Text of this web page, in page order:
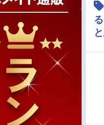
マンガ・ラノベ